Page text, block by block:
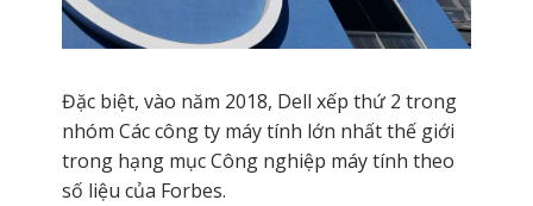
Đặc biệt, vào năm 2018, Dell xếp thứ 2 trong
nhóm Các công ty máy tính lớn nhất thế giới
trong hạng mục Công nghiệp máy tính theo
số liệu của Forbes.